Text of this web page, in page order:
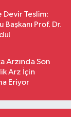
Teslim:
Prof. Dr.
Arzında Son
Arz İçin
Eriyor